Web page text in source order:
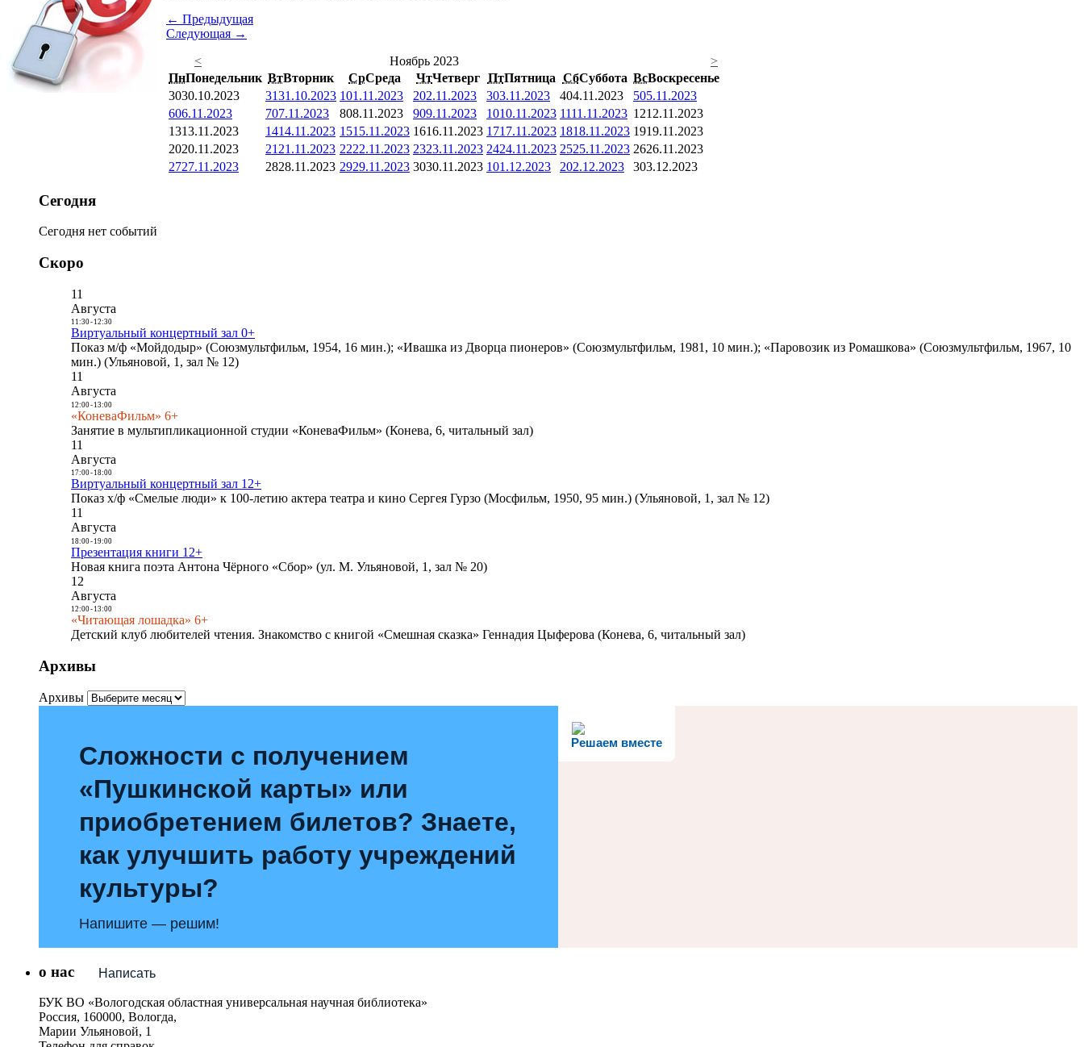
← Предыдущая
Следующая →
<
Ноябрь 2023
>
ПнПонедельник ВтВторник СрСреда ЧтЧетверг ПтПятница СбСуббота ВсВоскресенье
3030.10.2023 3131.10.2023 101.11.2023 202.11.2023 303.11.2023 404.11.2023 505.11.2023
606.11.2023 707.11.2023 808.11.2023 909.11.2023 1010.11.2023 1111.11.2023 1212.11.2023
1313.11.2023 1414.11.2023 1515.11.2023 1616.11.2023 1717.11.2023 1818.11.2023 1919.11.2023
2020.11.2023 21 21.11.2023 2222.11.2023 2323.11.2023 2424.11.2023 2525.11.2023 2626.11.2023
2727.11.2023 2828.11.2023 2929.11.2023 3030.11.2023 101.12.2023 202.12.2023 303.12.2023
Сегодня
Сегодня нет событий
Скоро
11
Августа
11:30- 12:30
Виртуальный концертный зал 0+
Показ м/ф «Мойдодыр» (Союзмультфильм, 1954, 16 мин.); «Ивашка из Дворца пионеров» (Союзмультфильм, 1981, 10 мин.); «Паровозик из Ромашкова» (Союзмультфильм, 1967, 10
мин.) (Ульяновой, 1, зал № 12)
11
Августа
12:00- 13:00
«КоневаФильм» 6+
Занятие в мультипликационной студии «КоневаФильм» (Конева, 6, читальный зал)
11
Августа
17:00- 18:00
Виртуальный концертный зал 12+
Показ х/ф «Смелые люди» к 100-летию актера театра и кино Сергея Гурзо (Мосфильм, 1950, 95 мин.) (Ульяновой, 1, зал № 12)
11
Августа
18:00- 19:00
Презентация книги 12+
Новая книга поэта Антона Чёрного «Сбор» (ул. М. Ульяновой, 1, зал № 20)
12
Августа
12:00- 13:00
«Читающая лошадка» 6+
Детский клуб любителей чтения. Знакомство с книгой «Смешная сказка» Геннадия Цыферова (Конева, 6, читальный зал)
Архивы
Архивы
Решаем вместе
Сложности с получением
«Пушкинской карты» или
приобретением билетов? Знаете,
как улучшить работу учреждений
культуры?
Напишите — решим!
Написать
о нас
БУК ВО «Вологодская областная универсальная научная библиотека»
Россия, 160000, Вологда,
Марии Ульяновой, 1